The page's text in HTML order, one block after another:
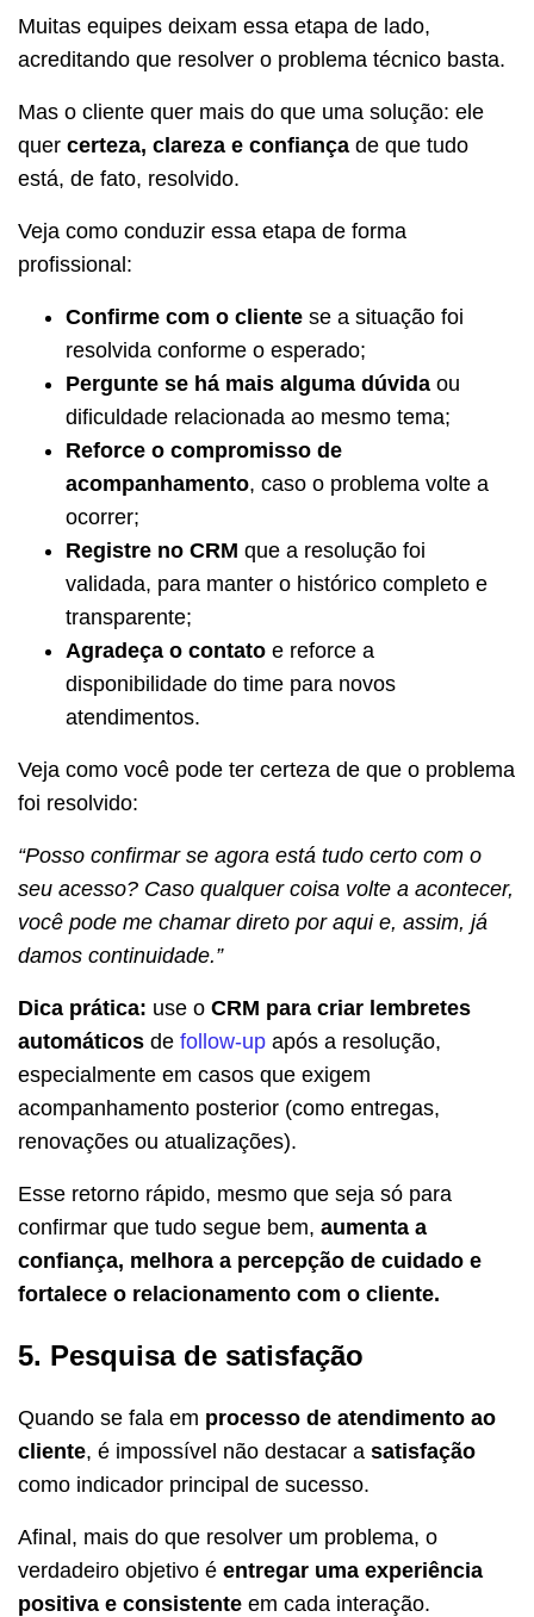
Muitas equipes deixam essa etapa de lado,
acreditando que resolver o problema técnico basta.
Mas o cliente quer mais do que uma solução: ele
quer certeza, clareza e confiança de que tudo
está, de fato, resolvido.
Veja como conduzir essa etapa de forma
profissional:
Confirme com o cliente se a situação foi
resolvida conforme o esperado;
Pergunte se há mais alguma dúvida ou
dificuldade relacionada ao mesmo tema;
Reforce o compromisso de
acompanhamento, caso o problema volte a
ocorrer;
Registre no CRM que a resolução foi
validada, para manter o histórico completo e
transparente;
Agradeça o contato e reforce a
disponibilidade do time para novos
atendimentos.
Veja como você pode ter certeza de que o problema
foi resolvido:
“Posso confirmar se agora está tudo certo com o
seu acesso? Caso qualquer coisa volte a acontecer,
você pode me chamar direto por aqui e, assim, já
damos continuidade.”
Dica prática: use o CRM para criar lembretes
automáticos de follow-up após a resolução,
especialmente em casos que exigem
acompanhamento posterior (como entregas,
renovações ou atualizações).
Esse retorno rápido, mesmo que seja só para
confirmar que tudo segue bem, aumenta a
confiança, melhora a percepção de cuidado e
fortalece o relacionamento com o cliente.
5. Pesquisa de satisfação
Quando se fala em processo de atendimento ao
cliente, é impossível não destacar a satisfação
como indicador principal de sucesso.
Afinal, mais do que resolver um problema, o
verdadeiro objetivo é entregar uma experiência
positiva e consistente em cada interação.